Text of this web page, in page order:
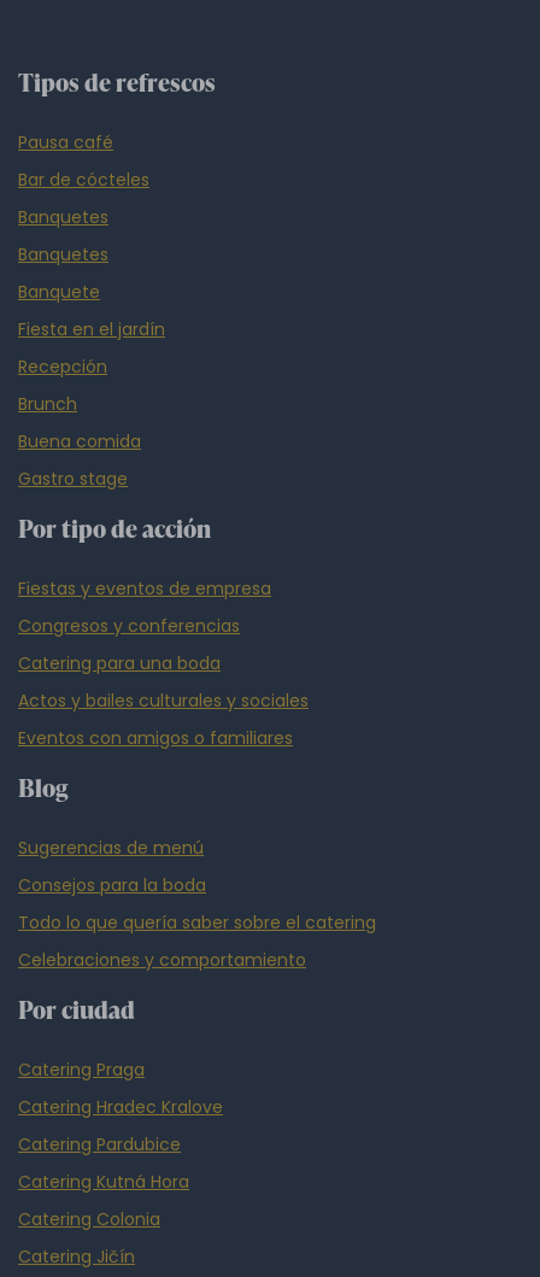
Tipos de refrescos
Pausa café
Bar de cócteles
Banquetes
Banquetes
Banquete
Fiesta en el jardín
Recepción
Brunch
Buena comida
Gastro stage
Por tipo de acción
Fiestas y eventos de empresa
Congresos y conferencias
Catering para una boda
Actos y bailes culturales y sociales
Eventos con amigos o familiares
Blog
Sugerencias de menú
Consejos para la boda
Todo lo que quería saber sobre el catering
Celebraciones y comportamiento
Por ciudad
Catering Praga
Catering Hradec Kralove
Catering Pardubice
Catering Kutná Hora
Catering Colonia
Catering Jičín